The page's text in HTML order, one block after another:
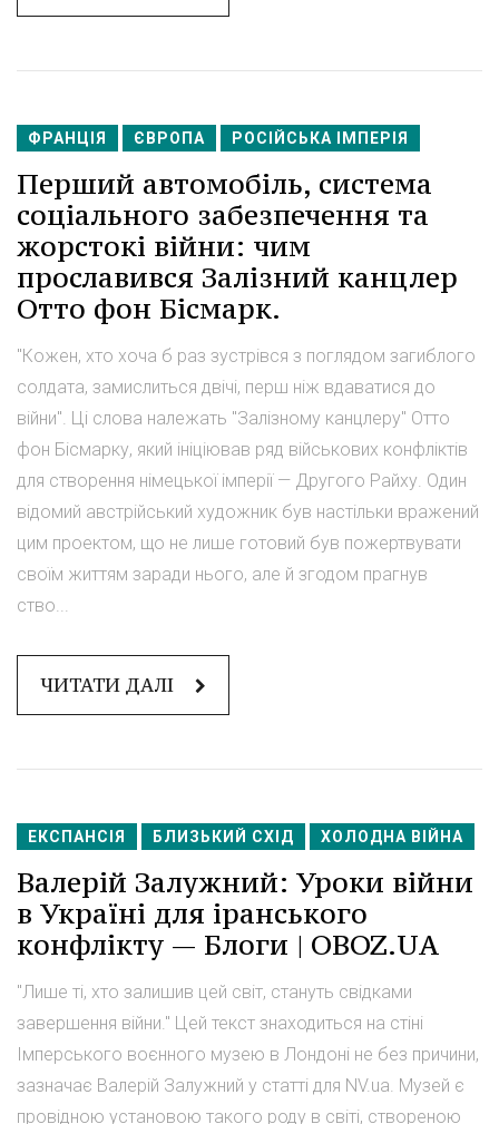
ФРАНЦІЯ ЄВРОПА РОСІЙСЬКА ІМПЕРІЯ
Перший автомобіль, система
соціального забезпечення та
жорстокі війни: чим
прославився Залізний канцлер
Отто фон Бісмарк.
"Кожен, хто хоча б раз зустрівся з поглядом загиблого
солдата, замислиться двічі, перш ніж вдаватися до
війни". Ці слова належать "Залізному канцлеру" Отто
фон Бісмарку, який ініціював ряд військових конфліктів
для створення німецької імперії — Другого Райху. Один
відомий австрійський художник був настільки вражений
цим проектом, що не лише готовий був пожертвувати
своїм життям заради нього, але й згодом прагнув
ство...
ЧИТАТИ ДАЛІ
ЕКСПАНСІЯ БЛИЗЬКИЙ СХІД ХОЛОДНА ВІЙНА
Валерій Залужний: Уроки війни
в Україні для іранського
конфлікту — Блоги | OBOZ.UA
"Лише ті, хто залишив цей світ, стануть свідками
завершення війни." Цей текст знаходиться на стіні
Імперського воєнного музею в Лондоні не без причини,
зазначає Валерій Залужний у статті для NV.ua. Музей є
провідною установою такого роду в світі, створеною